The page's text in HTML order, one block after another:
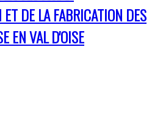
DE LA FABRICATION DES
EN VAL D'OISE